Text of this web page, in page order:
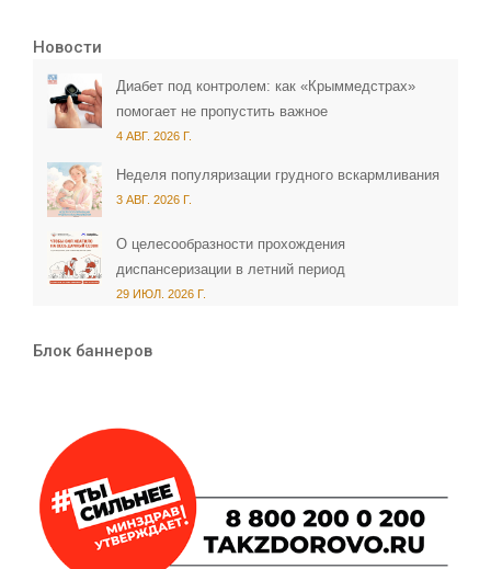
Новости
Диабет под контролем: как «Крыммедстрах»
помогает не пропустить важное
4 АВГ. 2026 Г.
Неделя популяризации грудного вскармливания
3 АВГ. 2026 Г.
О целесообразности прохождения
диспансеризации в летний период
29 ИЮЛ. 2026 Г.
Блок баннеров